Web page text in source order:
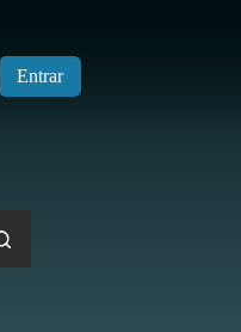
Entrar